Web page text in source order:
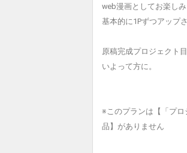
web漫画としてお楽しみ
基本的に1Pずつアップ
原稿完成プロジェクト
いよって方に。
※このプランは【「プ
品】がありません